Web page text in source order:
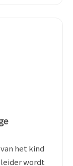
het kind
wordt